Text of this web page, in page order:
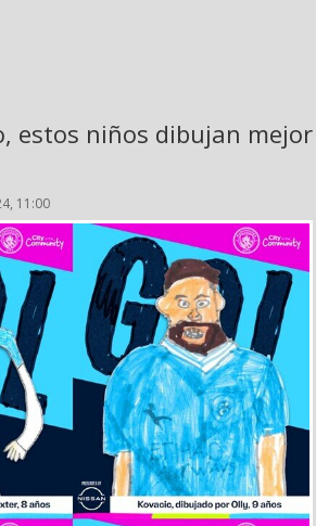
estos niños dibujan mejor
11:00